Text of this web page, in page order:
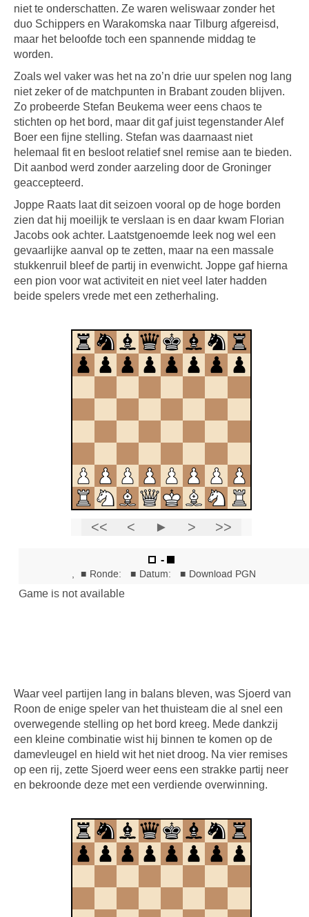
niet te onderschatten. Ze waren weliswaar zonder het
duo Schippers en Warakomska naar Tilburg afgereisd,
maar het beloofde toch een spannende middag te
worden.
Zoals wel vaker was het na zo’n drie uur spelen nog lang
niet zeker of de matchpunten in Brabant zouden blijven.
Zo probeerde Stefan Beukema weer eens chaos te
stichten op het bord, maar dit gaf juist tegenstander Alef
Boer een fijne stelling. Stefan was daarnaast niet
helemaal fit en besloot relatief snel remise aan te bieden.
Dit aanbod werd zonder aarzeling door de Groninger
geaccepteerd.
Joppe Raats laat dit seizoen vooral op de hoge borden
zien dat hij moeilijk te verslaan is en daar kwam Florian
Jacobs ook achter. Laatstgenoemde leek nog wel een
gevaarlijke aanval op te zetten, maar na een massale
stukkenruil bleef de partij in evenwicht. Joppe gaf hierna
een pion voor wat activiteit en niet veel later hadden
beide spelers vrede met een zetherhaling.
Waar veel partijen lang in balans bleven, was Sjoerd van
Roon de enige speler van het thuisteam die al snel een
overwegende stelling op het bord kreeg. Mede dankzij
een kleine combinatie wist hij binnen te komen op de
damevleugel en hield wit het niet droog. Na vier remises
op een rij, zette Sjoerd weer eens een strakke partij neer
en bekroonde deze met een verdiende overwinning.